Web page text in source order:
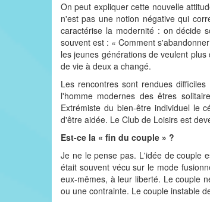
On peut expliquer cette nouvelle
n'est pas une notion négative qui
caractérise la modernité : on décide
souvent est : « Comment
les jeunes générations de veulent
de vie à deux a changé.
Les rencontres sont rendues
l'homme modernes des êtres
Extrémiste du bien-être individuel le
d'être aidée. Le Club de Loisirs est
Est-ce la « fin du couple » ?
Je ne le pense pas. L'idée de couple
était souvent vécu sur le mode
eux-mêmes, à leur liberté. Le couple
ou une contrainte. Le couple instable